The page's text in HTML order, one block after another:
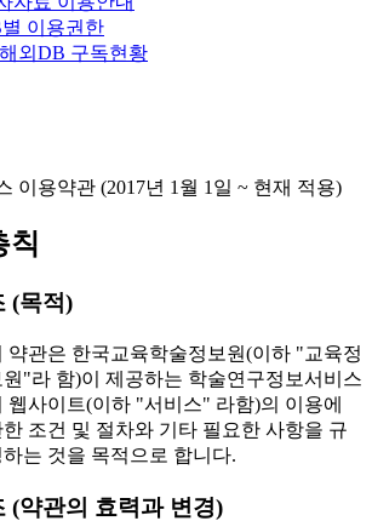
이용권한
외DB 구독현황
이용약관 (2017년 1월 1일 ~ 현재 적용)
칙
(목적)
약관은 한국교육학술정보원(이하 "교육정
원"라 함)이 제공하는 학술연구정보서비스
웹사이트(이하 "서비스" 라함)의 이용에
한 조건 및 절차와 기타 필요한 사항을 규
하는 것을 목적으로 합니다.
(약관의 효력과 변경)